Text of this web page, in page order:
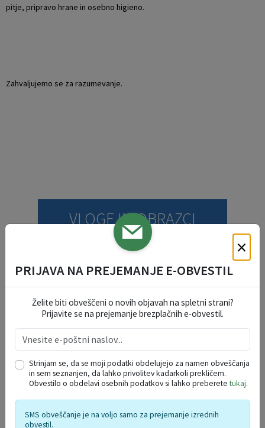
pitje, pripravo hrane in osebno higieno.
Zahvaljujemo se za razumevanje.
VLOGE IN OBRAZCI
SOCIALNE DEJAVNOSTI
SPLOŠNE VLOGE
VARSTVO OSEBNIH PODATKOV
×
PRIJAVA NA PREJEMANJE E-OBVESTIL
Želite biti obveščeni o novih objavah na spletni strani?
Prijavite se na prejemanje brezplačnih e-obvestil.
Strinjam se, da se moji podatki obdelujejo za namen obveščanja
in sem seznanjen, da lahko privolitev kadarkoli prekličem.
Obvestilo o obdelavi osebnih podatkov si lahko preberetetukaj.
SMS obveščanje je na voljo samo za prejemanje izrednih
obvestil.